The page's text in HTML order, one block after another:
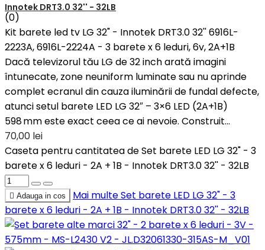
Innotek DRT3.0 32'' - 32LB
(0)
Kit barete led tv LG 32" - Innotek DRT3.0 32'' 6916L-
2223A, 6916L-2224A - 3 barete x 6 leduri, 6v, 2A+1B
Dacă televizorul tău LG de 32 inch arată imagini
întunecate, zone neuniform luminate sau nu aprinde
complet ecranul din cauza iluminării de fundal defecte,
atunci setul barete LED LG 32″ – 3×6 LED (2A+1B)
598 mm este exact ceea ce ai nevoie. Construit...
70,00 lei
Caseta pentru cantitatea de Set barete LED LG 32" - 3
barete x 6 leduri - 2A + 1B - Innotek DRT3.0 32'' - 32LB
 Adauga in cos Mai multeSet barete LED LG 32" - 3
barete x 6 leduri - 2A + 1B - Innotek DRT3.0 32'' - 32LB